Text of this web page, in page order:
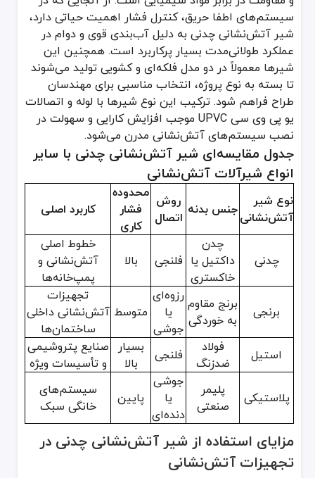
سیستم‌های اطفا حریق، کنترل فشار اهمیت حیاتی دارد،
شیر آتش‌نشانی چدنی به دلیل آب‌بندی قوی و دوام در
عملکرد طولانی‌مدت بسیار پرکاربرد است. همچنین این
شیرها معمولاً در دو مدل فلکه‌ای و کشویی تولید می‌شوند
تا بسته به نوع پروژه، انتخاب مناسبی برای مهندسان
طراح فراهم شود. ترکیب این نوع شیرها با لوله و اتصالات
یو پی وی سی UPVC موجب افزایش کارایی و سهولت در
نصب سیستم‌های آتش‌نشانی مدرن می‌شود.
جدول مقایسه‌ای شیر آتش‌نشانی چدنی با سایر
انواع شیرآلات آتش‌نشانی
نوع شیر
آتش‌نشانیجنس بدنه روش
اتصال
محدوده
فشار
کاری
کاربرد اصلی
چدنی
چدن
داکتیل یا
خاکستری
فلنجی بالا
خطوط اصلی
آتش‌نشانی و
پمپ‌خانه‌ها
برنجی
برنج مقاوم
به خوردگی
رزوه‌ای
یا
جوشی
متوسط
تجهیزات
آتش‌نشانی داخلی
ساختمان‌ها
استیل
فولاد
ضدزنگ
فلنجی بسیار
بالا
صنایع پتروشیمی
و تأسیسات ویژه
پلاستیکی
پلیمر
صنعتی
جوشی
یا
دنده‌ای
پایین
سیستم‌های
خانگی سبک
مزایای استفاده از شیر آتش‌نشانی چدنی در
تجهیزات آتش‌نشانی